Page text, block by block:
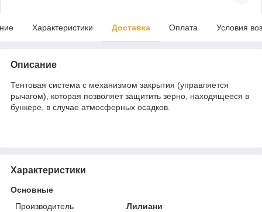
Характеристики Доставка Оплата Условия
Описание
Тентовая система с механизмом закрытия (управляется
рычагом), которая позволяет защитить зерно, находящееся в
бункере, в случае атмосферных осадков.
Характеристики
Основные
Производитель
Лилиани